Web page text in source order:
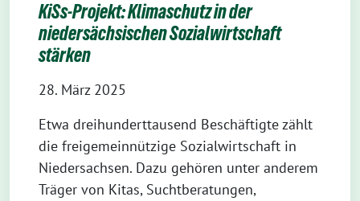
KiSs-Projekt: Klimaschutz in der
niedersächsischen Sozialwirtschaft
stärken
28. März 2025
Etwa dreihunderttausend Beschäftigte zählt
die freigemeinnützige Sozialwirtschaft in
Niedersachsen. Dazu gehören unter anderem
Träger von Kitas, Suchtberatungen,